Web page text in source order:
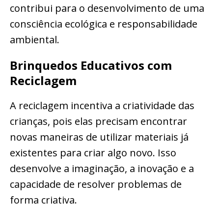
contribui para o desenvolvimento de uma
consciência ecológica e responsabilidade
ambiental.
Brinquedos Educativos com
Reciclagem
A reciclagem incentiva a criatividade das
crianças, pois elas precisam encontrar
novas maneiras de utilizar materiais já
existentes para criar algo novo. Isso
desenvolve a imaginação, a inovação e a
capacidade de resolver problemas de
forma criativa.